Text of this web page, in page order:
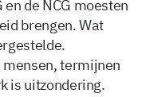
de NCG moesten
brengen. Wat
termijnen
is uitzondering.